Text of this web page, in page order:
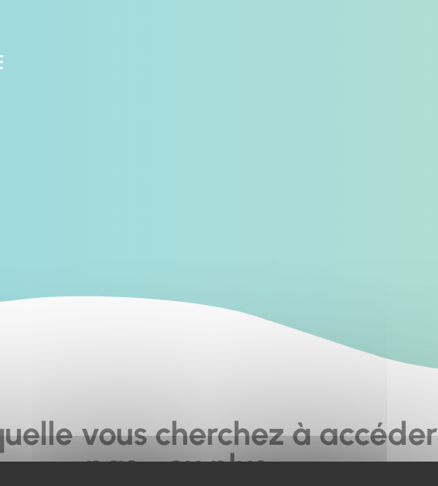
vous cherchez à
pas... ou plus.